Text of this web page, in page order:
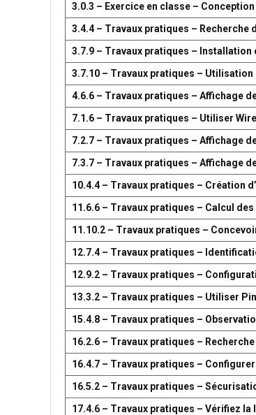
3.0.3 – Exercice en classe –
3.4.4 – Travaux pratiques – Recherche
3.7.9 – Travaux pratiques – Installation
3.7.10 – Travaux pratiques –
4.6.6 – Travaux pratiques – Affichage
7.1.6 – Travaux pratiques – Utiliser
7.2.7 – Travaux pratiques – Affichage
7.3.7 – Travaux pratiques – Affichage
10.4.4 – Travaux pratiques – Création
11.6.6 – Travaux pratiques – Calcul
11.10.2 – Travaux pratiques –
12.7.4 – Travaux pratiques –
12.9.2 – Travaux pratiques –
13.3.2 – Travaux pratiques – Utiliser
15.4.8 – Travaux pratiques –
16.2.6 – Travaux pratiques –
16.4.7 – Travaux pratiques –
16.5.2 – Travaux pratiques –
17.4.6 – Travaux pratiques – Vérifiez